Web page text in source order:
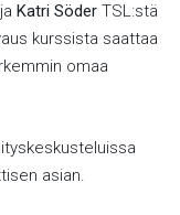
Katri Söder TSL:stä
kurssista saattaa
omaa
asian.